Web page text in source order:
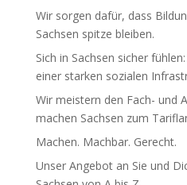
Wir sorgen dafür, dass
Sachsen spitze bleiben.
Sich in Sachsen sicher
einer starken sozialen
Wir meistern den Fach- und
machen Sachsen zum
Machen. Machbar. Gerecht.
Unser Angebot an Sie und